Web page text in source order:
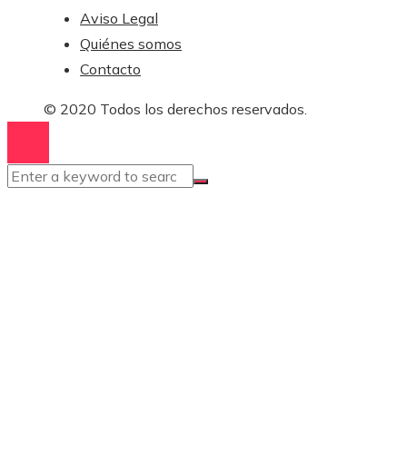
Aviso Legal
Quiénes somos
Contacto
© 2020 Todos los derechos reservados.